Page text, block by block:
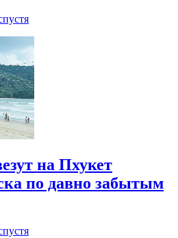
на Пхукет
по давно забытым